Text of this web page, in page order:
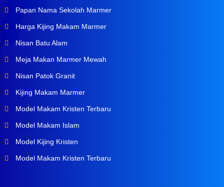
Papan Nama Sekolah Marmer
Harga Kijing Makam Marmer
Nisan Batu Alam
Meja Makan Marmer Mewah
Nisan Patok Granit
Kijing Makam Marmer
Model Makam Kristen Terbaru
Model Makam Islam
Model Kijing Kristen
Model Makam Kristen Terbaru